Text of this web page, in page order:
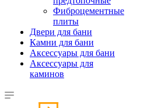
Фиброцементные
плиты
Двери для бани
Камни для бани
Аксессуары для бани
Аксессуары для
каминов